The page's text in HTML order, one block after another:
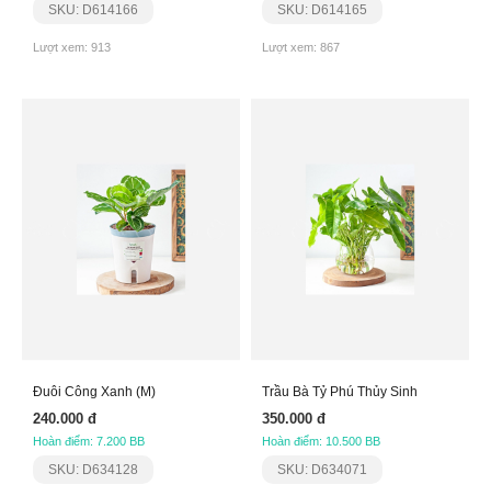
SKU: D614166
Lượt xem: 913
SKU: D614165
Lượt xem: 867
Đuôi Công Xanh (M)
240.000 đ
Hoàn điểm: 7.200 BB
SKU: D634128
Trầu Bà Tỷ Phú Thủy Sinh
350.000 đ
Hoàn điểm: 10.500 BB
SKU: D634071